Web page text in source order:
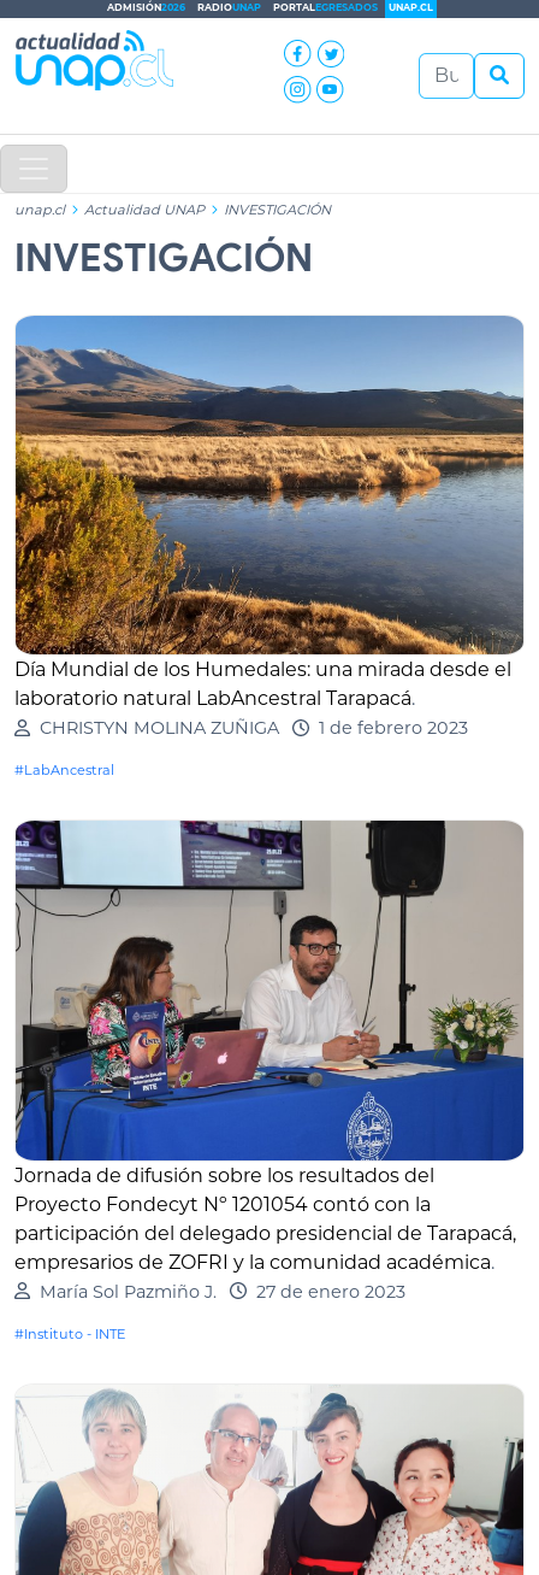
ADMISIÓN2026 RADIOUNAP PORTALEGRESADOS UNAP.CL
unap.cl Actualidad UNAP INVESTIGACIÓN
INVESTIGACIÓN
Día Mundial de los Humedales: una mirada desde el
laboratorio natural LabAncestral Tarapacá.
CHRISTYN MOLINA ZUÑIGA 1 de febrero 2023
#LabAncestral
Jornada de difusión sobre los resultados del
Proyecto Fondecyt Nº 1201054 contó con la
participación del delegado presidencial de Tarapacá,
empresarios de ZOFRI y la comunidad académica.
María Sol Pazmiño J. 27 de enero 2023
#Instituto - INTE